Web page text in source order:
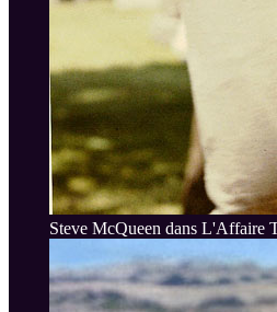
Steve McQueen dans L'Affaire